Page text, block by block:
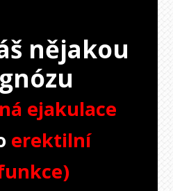
nějakou
ejakulace
erektilní